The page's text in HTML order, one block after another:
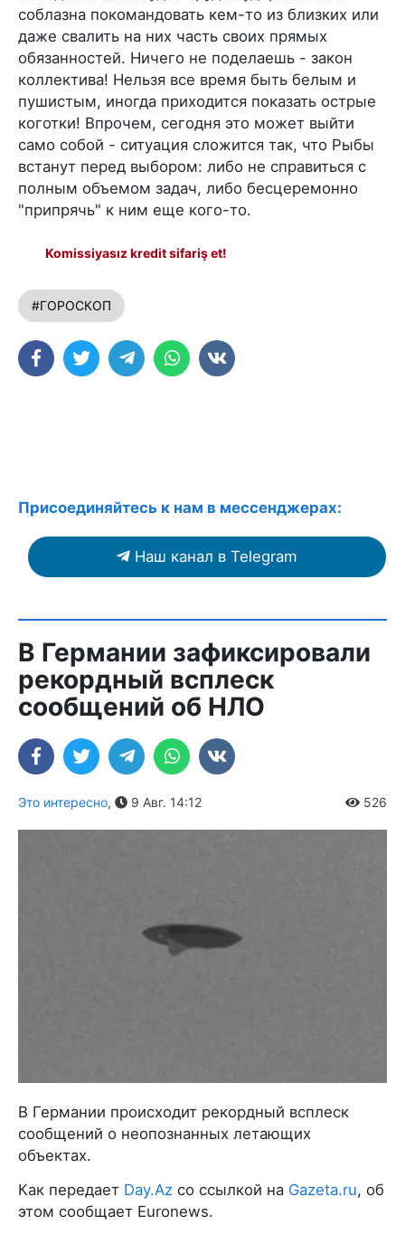
соблазна покомандовать кем-то из близких или
даже свалить на них часть своих прямых
обязанностей. Ничего не поделаешь - закон
коллектива! Нельзя все время быть белым и
пушистым, иногда приходится показать острые
коготки! Впрочем, сегодня это может выйти
само собой - ситуация сложится так, что Рыбы
встанут перед выбором: либо не справиться с
полным объемом задач, либо бесцеремонно
"припрячь" к ним еще кого-то.
Komissiyasız kredit sifariş et!
#ГОРОСКОП
Присоединяйтесь к нам в мессенджерах:
Наш канал в Telegram
В Германии зафиксировали
рекордный всплеск
сообщений об НЛО
Это интересно, 9 Авг. 14:12 526
В Германии происходит рекордный всплеск
сообщений о неопознанных летающих
объектах.
Как передает Day.Az со ссылкой на Gazeta.ru, об
этом сообщает Euronews.